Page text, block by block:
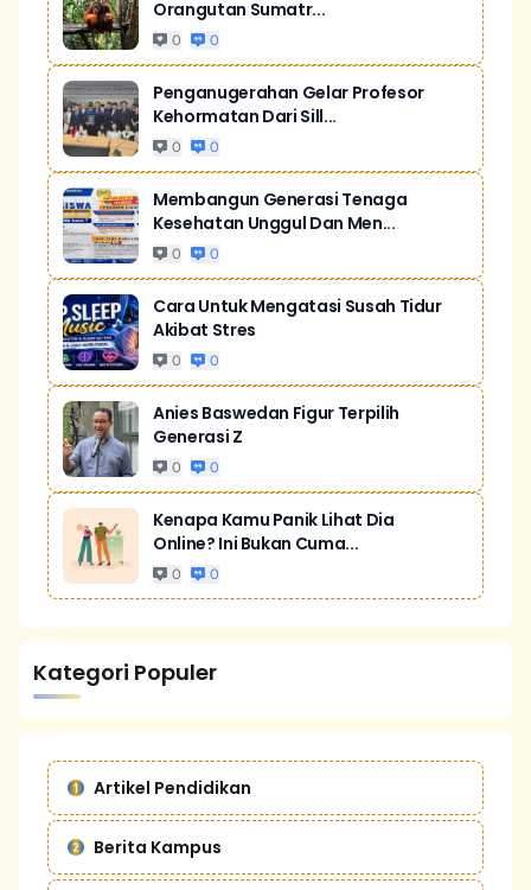
Orangutan Sumatr...
0 0
Penganugerahan Gelar Profesor
Kehormatan Dari Sill...
0 0
Membangun Generasi Tenaga
Kesehatan Unggul Dan Men...
0 0
Cara Untuk Mengatasi Susah Tidur
Akibat Stres
0 0
Anies Baswedan Figur Terpilih
Generasi Z
0 0
Kenapa Kamu Panik Lihat Dia
Online? Ini Bukan Cuma...
0 0
Kategori Populer
Artikel Pendidikan
Berita Kampus